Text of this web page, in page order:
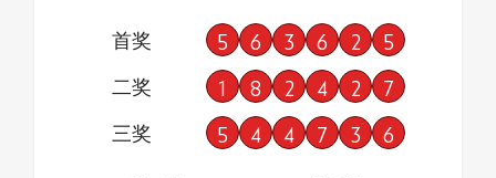
首奖 5 6 3 6 2 5
二奖 1 8 2 4 2 7
三奖 5 4 4 7 3 6